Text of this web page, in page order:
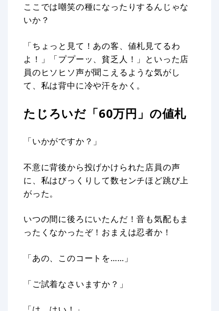
ここでは嘲笑の種になったりするんじゃな
いか？
「ちょっと見て！あの客、値札見てるわ
よ！」「ププーッ、貧乏人！」といった店
員のヒソヒソ声が聞こえるような気がし
て、私は背中に冷や汗をかく。
たじろいだ「60万円」の値札
「いかがですか？」
不意に背後から投げかけられた店員の声
に、私はびっくりして数センチほど跳び上
がった。
いつの間に後ろにいたんだ！音も気配もま
ったくなかったぞ！おまえは忍者か！
「あの、このコートを……」
「ご試着なさいますか？」